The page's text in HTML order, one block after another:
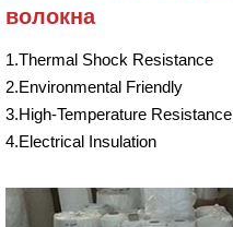
волокна
1.Thermal Shock Resistance
2.Environmental Friendly
3.High-Temperature Resistance
4.Electrical Insulation